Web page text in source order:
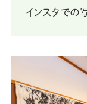
インスタでの